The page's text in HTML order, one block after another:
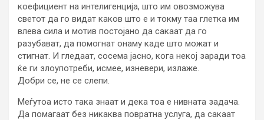
коефициент на интелигенција, што им овозможува
светот да го видат каков што е и токму таа глетка им
влева сила и мотив постојано да сакаат да го
разубават, да помогнат онаму каде што можат и
стигнат. И гледаат, сосема јасно, кога некој заради тоа
ќе ги злоупотреби, исмее, изневери, излаже.
Добри се, не се слепи.
Меѓутоа исто така знаат и дека тоа е нивната задача.
Да помагаат без никаква повратна услуга, да сакаат